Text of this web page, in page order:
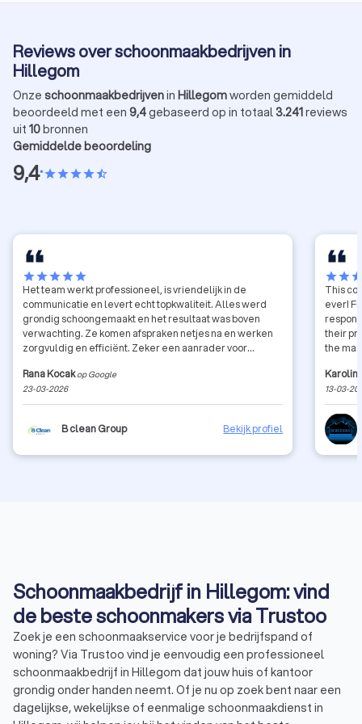
Reviews over schoonmaakbedrijven in
Hillegom
Onze schoonmaakbedrijvenin Hillegomworden gemiddeld
beoordeeld met een 9,4gebaseerd op in totaal3.241reviews
uit 10bronnen
Gemiddelde beoordeling
9,4•starstarstarstarstar_half
starstarstarstarstar
Het team werkt professioneel, is vriendelijk in de
communicatie en levert echt topkwaliteit. Alles werd
grondig schoongemaakt en het resultaat was boven
verwachting. Ze komen afspraken netjes na en werken
zorgvuldig en efficiënt. Zeker een aanrader voor
schoonmaakbedrijf.
Rana Kocak op Google
23-03-2026
B clean Group Bekijk profiel
starstar
This
ever!
their
the
team,
facade
greatly
doing
13-03-
Schoonmaakbedrijf in Hillegom: vind
de beste schoonmakers via Trustoo
Zoek je een schoonmaakservice voor je bedrijfspand of
woning? Via Trustoo vind je eenvoudig een professioneel
schoonmaakbedrijf in Hillegom dat jouw huis of kantoor
grondig onder handen neemt. Of je nu op zoek bent naar een
dagelijkse, wekelijkse of eenmalige schoonmaakdienst in